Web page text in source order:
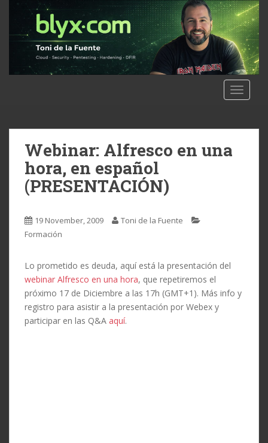
Webinar: Alfresco en una
hora, en español
(PRESENTACIÓN)
19 November, 2009
Toni de la Fuente
Formación
Lo prometido es deuda, aquí está la presentación del
webinar Alfresco en una hora, que repetiremos el
próximo 17 de Diciembre a las 17h (GMT+1). Más info y
registro para asistir a la presentación por Webex y
participar en las Q&A aquí.